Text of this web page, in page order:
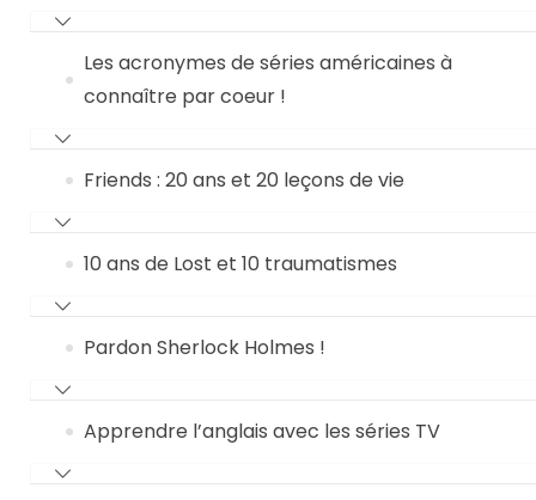
Les acronymes de séries américaines à
connaître par coeur !
Friends : 20 ans et 20 leçons de vie
10 ans de Lost et 10 traumatismes
Pardon Sherlock Holmes !
Apprendre l’anglais avec les séries TV